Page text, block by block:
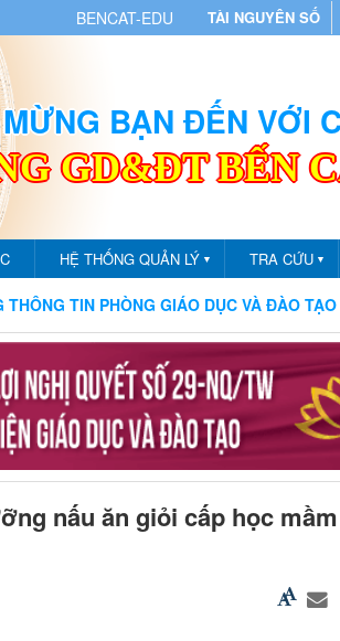
BENCAT-EDU TÀI NGUYÊN SỐ
BẠN ĐẾN VỚI
GD&ĐT BẾN
HỆ THỐNG QUẢN LÝ ▼ TRA CỨU ▼
GIÁO DỤC VÀ ĐÀO TẠO THÀNH PHỐ BẾN
nấu ăn giỏi cấp học